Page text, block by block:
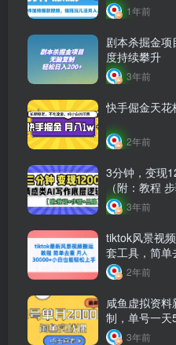
1年前
剧本杀掘金
度持续攀升
3年前
快手倔金天花
2年前
3分钟，变现
（附：教程
3年前
tiktok风景视
套工具，简
2年前
咸鱼虚拟资
制，单号一
3年前